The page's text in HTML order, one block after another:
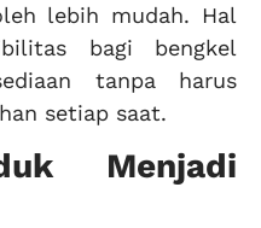
lebih mudah. Hal
bagi bengkel
tanpa harus
setiap saat.
Menjadi